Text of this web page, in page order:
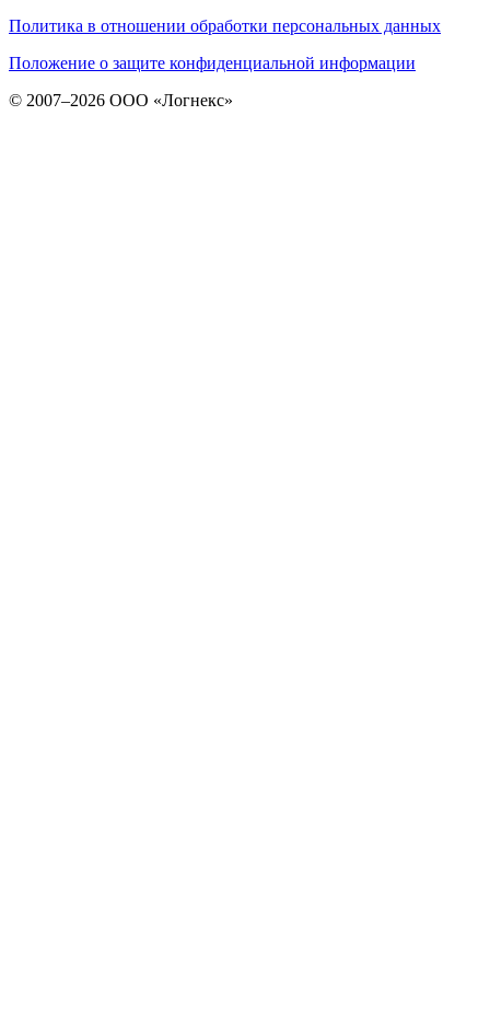
Политика в отношении обработки персональных данных
Положение о защите конфиденциальной информации
© 2007–2026 ООО «Логнекс»